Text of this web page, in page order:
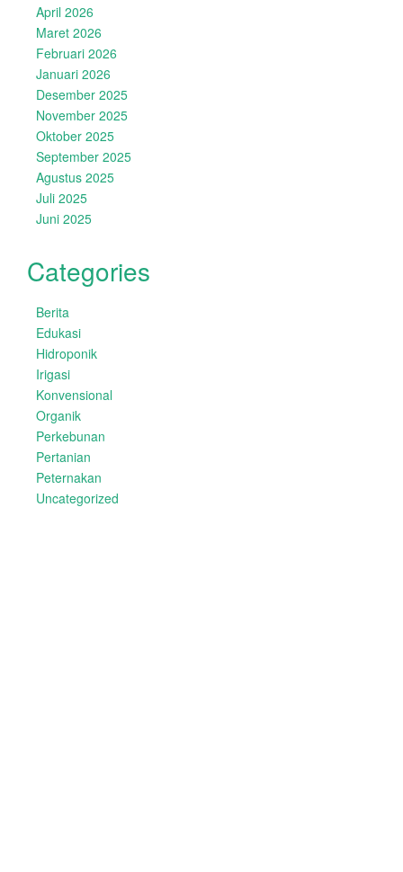
April 2026
Maret 2026
Februari 2026
Januari 2026
Desember 2025
November 2025
Oktober 2025
September 2025
Agustus 2025
Juli 2025
Juni 2025
Categories
Berita
Edukasi
Hidroponik
Irigasi
Konvensional
Organik
Perkebunan
Pertanian
Peternakan
Uncategorized